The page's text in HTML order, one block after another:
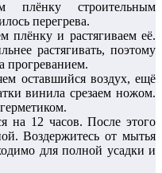
плёнку строительным
перегрева.
плёнку и растягиваем её.
растягивать, поэтому
прогреванием.
оставшийся воздух, ещё
винила срезаем ножом.
на 12 часов. После этого
Воздержитесь от мытья
для полной усадки и